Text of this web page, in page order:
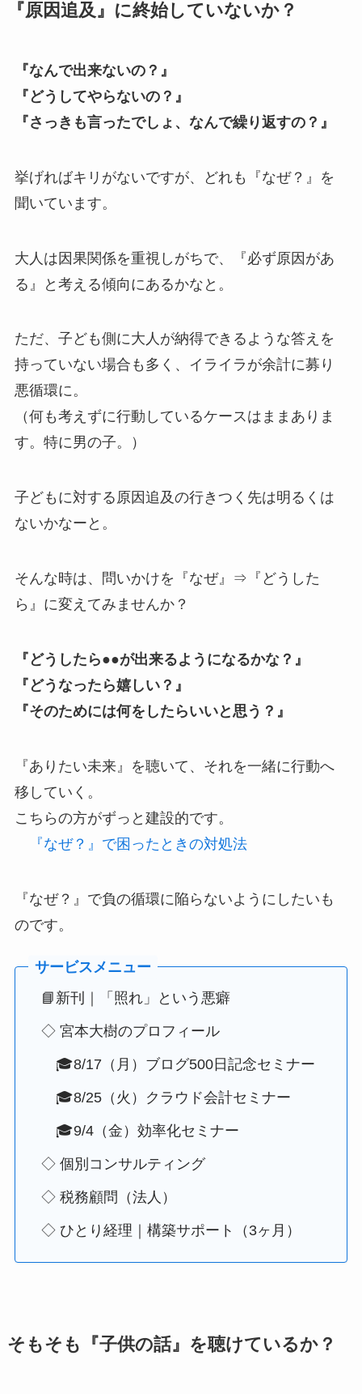
『原因追及』に終始していないか？
『なんで出来ないの？』
『どうしてやらないの？』
『さっきも言ったでしょ、なんで繰り返すの？』
挙げればキリがないですが、どれも『なぜ？』を
聞いています。
大人は因果関係を重視しがちで、『必ず原因があ
る』と考える傾向にあるかなと。
ただ、子ども側に大人が納得できるような答えを
持っていない場合も多く、イライラが余計に募り
悪循環に。
（何も考えずに行動しているケースはままありま
す。特に男の子。）
子どもに対する原因追及の行きつく先は明るくは
ないかなーと。
そんな時は、問いかけを『なぜ』⇒『どうした
ら』に変えてみませんか？
『どうしたら●●が出来るようになるかな？』
『どうなったら嬉しい？』
『そのためには何をしたらいいと思う？』
『ありたい未来』を聴いて、それを一緒に行動へ
移していく。
こちらの方がずっと建設的です。
『なぜ？』で困ったときの対処法
『なぜ？』で負の循環に陥らないようにしたいも
のです。
📘新刊｜「照れ」という悪癖
◇ 宮本大樹のプロフィール
🎓8/17（月）ブログ500日記念セミナー
🎓8/25（火）クラウド会計セミナー
🎓9/4（金）効率化セミナー
◇ 個別コンサルティング
◇ 税務顧問（法人）
◇ ひとり経理｜構築サポート（3ヶ月）
そもそも『子供の話』を聴けているか？